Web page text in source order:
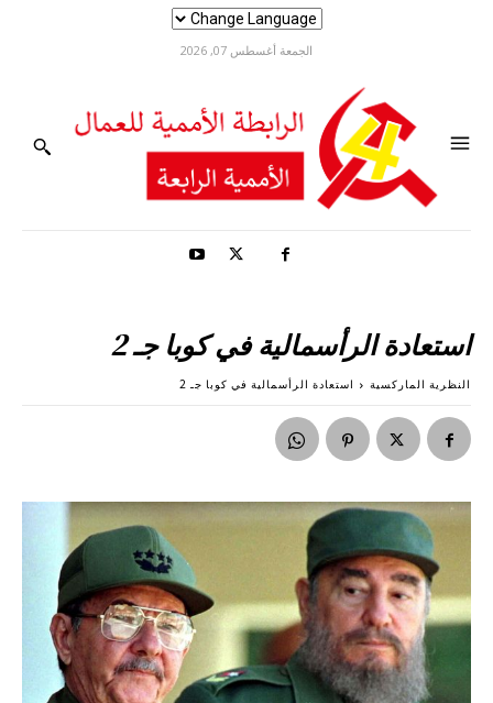
الجمعة أغسطس 07, 2026
استعادة الرأسمالية في كوبا جـ 2
النظرية الماركسية استعادة الرأسمالية في كوبا جـ 2